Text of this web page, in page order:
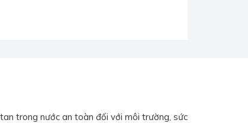
trong nước an toàn đối với môi trường, sức